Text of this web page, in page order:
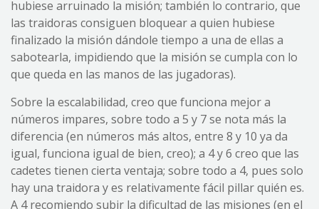
hubiese arruinado la misión; también lo contrario, que
las traidoras consiguen bloquear a quien hubiese
finalizado la misión dándole tiempo a una de ellas a
sabotearla, impidiendo que la misión se cumpla con lo
que queda en las manos de las jugadoras).
Sobre la escalabilidad, creo que funciona mejor a
números impares, sobre todo a 5 y 7 se nota más la
diferencia (en números más altos, entre 8 y 10 ya da
igual, funciona igual de bien, creo); a 4 y 6 creo que las
cadetes tienen cierta ventaja; sobre todo a 4, pues solo
hay una traidora y es relativamente fácil pillar quién es.
A 4 recomiendo subir la dificultad de las misiones (en el